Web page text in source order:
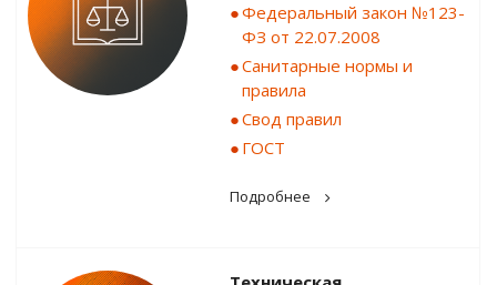
Федеральный закон №123-
ФЗ от 22.07.2008
Санитарные нормы и
правила
Свод правил
ГОСТ
Подробнее